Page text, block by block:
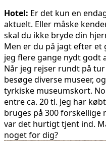
Hotel: Er det kun en
aktuelt. Eller måske
skal du ikke bryde din
Men er du på jagt efter
jeg flere gange nydt godt
Når jeg rejser rundt på
besøge diverse museer,
tyrkiske museumskort.
entre ca. 20 tl. Jeg har
bruges på 300 forskellige
var det hurtigt tjent ind.
noget for dig?